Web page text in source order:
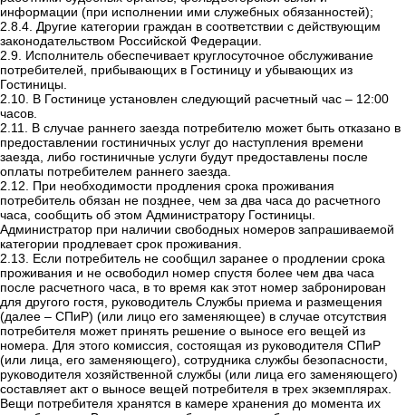
информации (при исполнении ими служебных обязанностей);
2.8.4. Другие категории граждан в соответствии с действующим
законодательством Российской Федерации.
2.9. Исполнитель обеспечивает круглосуточное обслуживание
потребителей, прибывающих в Гостиницу и убывающих из
Гостиницы.
2.10. В Гостинице установлен следующий расчетный час – 12:00
часов.
2.11. В случае раннего заезда потребителю может быть отказано в
предоставлении гостиничных услуг до наступления времени
заезда, либо гостиничные услуги будут предоставлены после
оплаты потребителем раннего заезда.
2.12. При необходимости продления срока проживания
потребитель обязан не позднее, чем за два часа до расчетного
часа, сообщить об этом Администратору Гостиницы.
Администратор при наличии свободных номеров запрашиваемой
категории продлевает срок проживания.
2.13. Если потребитель не сообщил заранее о продлении срока
проживания и не освободил номер спустя более чем два часа
после расчетного часа, в то время как этот номер забронирован
для другого гостя, руководитель Службы приема и размещения
(далее – СПиР) (или лицо его заменяющее) в случае отсутствия
потребителя может принять решение о выносе его вещей из
номера. Для этого комиссия, состоящая из руководителя СПиР
(или лица, его заменяющего), сотрудника службы безопасности,
руководителя хозяйственной службы (или лица его заменяющего)
составляет акт о выносе вещей потребителя в трех экземплярах.
Вещи потребителя хранятся в камере хранения до момента их